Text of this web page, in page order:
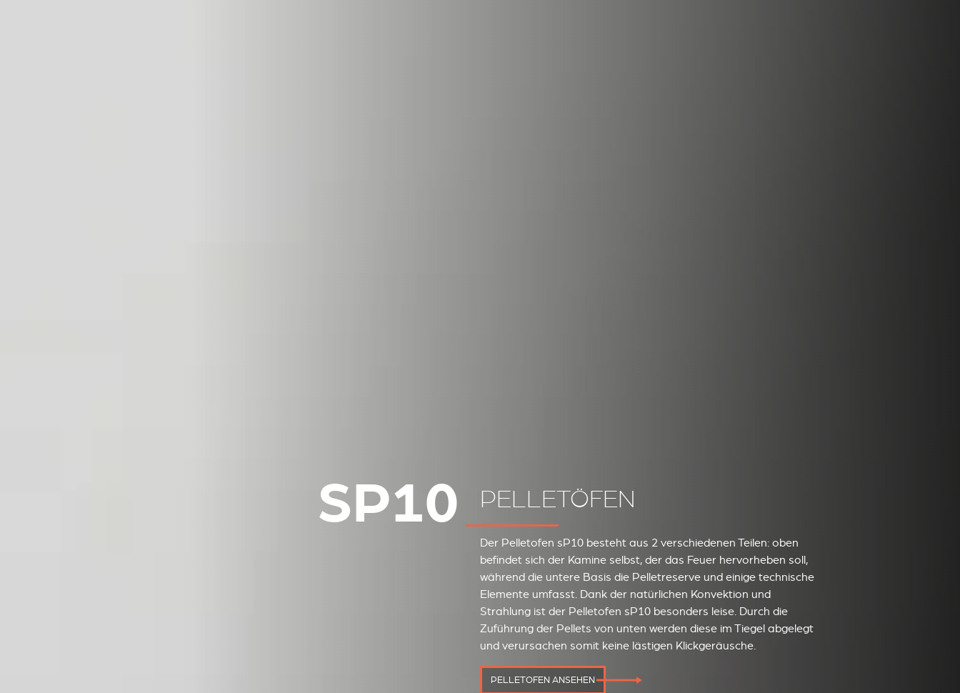
SP10 PELLETÖFEN
Der Pelletofen sP10 besteht aus 2 verschiedenen Teilen: oben
befindet sich der Kamine selbst, der das Feuer hervorheben soll,
während die untere Basis die Pelletreserve und einige technische
Elemente umfasst. Dank der natürlichen Konvektion und
Strahlung ist der Pelletofen sP10 besonders leise. Durch die
Zuführung der Pellets von unten werden diese im Tiegel abgelegt
und verursachen somit keine lästigen Klickgeräusche.
PELLETOFEN ANSEHEN